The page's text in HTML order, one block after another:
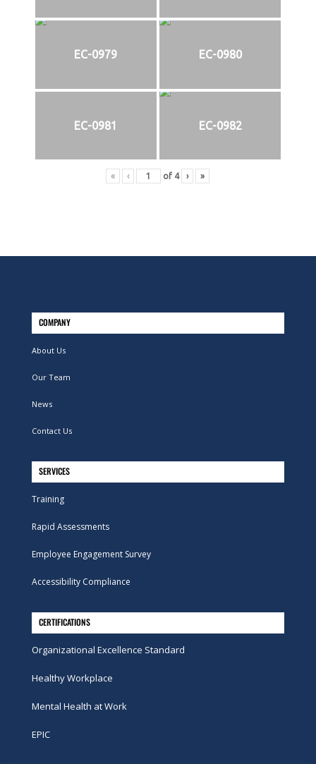
EC-0979 EC-0980
EC-0981 EC-0982
« ‹ of 4 › »
COMPANY
About Us
Our Team
News
Contact Us
SERVICES
Training
Rapid Assessments
Employee Engagement Survey
Accessibility Compliance
CERTIFICATIONS
Organizational Excellence Standard
Healthy Workplace
Mental Health at Work
EPIC